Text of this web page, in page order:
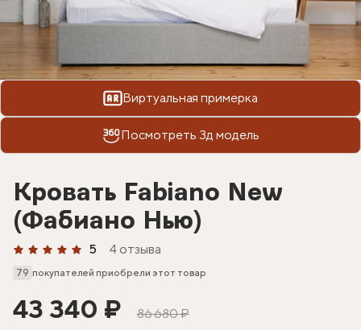
Виртуальная примерка
Посмотреть 3д модель
Кровать Fabiano New
(Фабиано Нью)
5 4 отзыва
79 покупателей приобрели этот товар
43 340 ₽ 86 680 ₽